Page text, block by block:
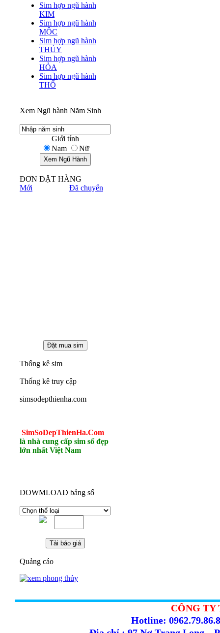
Sim hợp ngũ hành
KIM
Sim hợp ngũ hành
MỘC
Sim hợp ngũ hành
THỦY
Sim hợp ngũ hành
HỎA
Sim hợp ngũ hành
THỔ
Xem Ngũ hành Năm Sinh
Giới tính
Nam
Nữ
ĐƠN ĐẶT HÀNG
Mới
Đã chuyển
Thống kê sim
Thống kê truy cập
simsodepthienha.com
SimSoDepThienHa.Com
là nhà cung cấp sim số đẹp
lớn nhất Việt Nam
DOWMLOAD bảng số
Quảng cáo
CÔNG TY
Hotline: